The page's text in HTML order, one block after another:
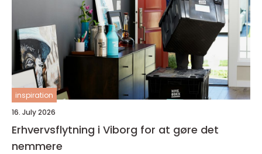
inspiration
16. July 2026
Erhvervsflytning i Viborg for at gøre det
nemmere